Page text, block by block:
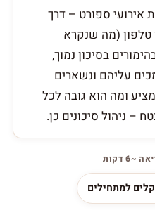
אירועי ספורט – דרך
טלפון (מה שנקרא
בסיכון נמוך,
עליהם ונשארים
ומה הוא גובה לכל
– ניהול סיכונים כן.
למתחילים